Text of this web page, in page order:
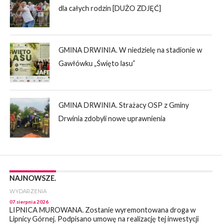
dla całych rodzin [DUŻO ZDJĘĆ]
GMINA DRWINIA. W niedzielę na stadionie w
Gawłówku „Święto lasu”
GMINA DRWINIA. Strażacy OSP z Gminy
Drwinia zdobyli nowe uprawnienia
NAJNOWSZE.
WYDARZENIA
07 sierpnia 2026
LIPNICA MUROWANA. Zostanie wyremontowana droga w
Lipnicy Górnej. Podpisano umowę na realizację tej inwestycji